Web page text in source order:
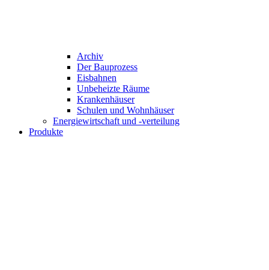
Archiv
Der Bauprozess
Eisbahnen
Unbeheizte Räume
Krankenhäuser
Schulen und Wohnhäuser
Energiewirtschaft und -verteilung
Produkte